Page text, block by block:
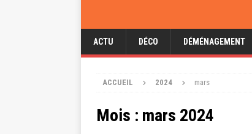
ACTU DÉCO DÉMÉNAGEMENT
ACCUEIL 2024 mars
Mois : mars 2024